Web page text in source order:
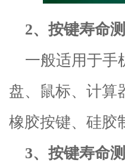
2、按键寿命
一般适用于手
盘、鼠标、计算
橡胶按键、硅胶
3、按键寿命